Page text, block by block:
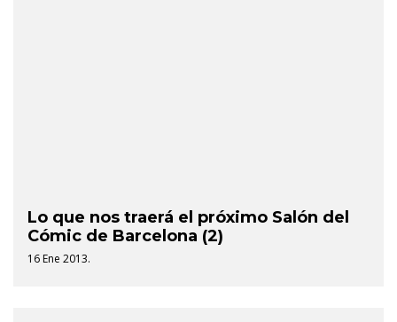
Lo que nos traerá el próximo Salón del
Cómic de Barcelona (2)
16 Ene 2013.